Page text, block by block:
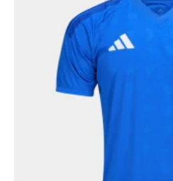
era:
R$349,99.
atual
é:
R$199,90.